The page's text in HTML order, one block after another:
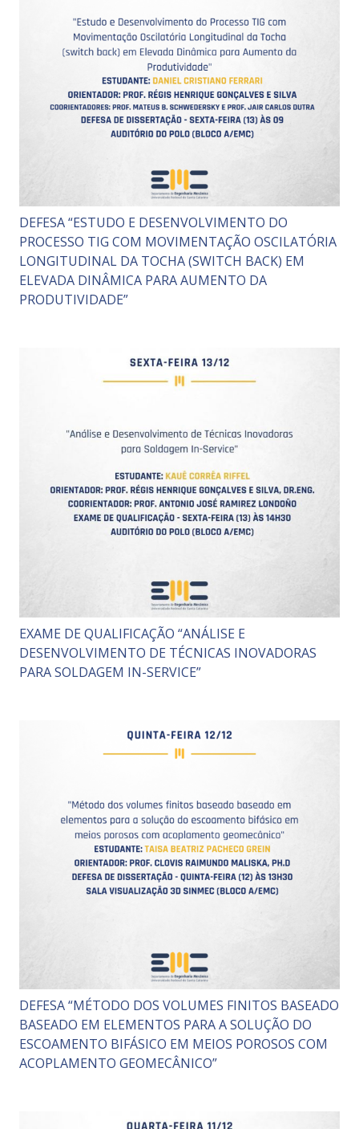
DEFESA “ESTUDO E DESENVOLVIMENTO DO
PROCESSO TIG COM MOVIMENTAÇÃO OSCILATÓRIA
LONGITUDINAL DA TOCHA (SWITCH BACK) EM
ELEVADA DINÂMICA PARA AUMENTO DA
PRODUTIVIDADE”
EXAME DE QUALIFICAÇÃO “ANÁLISE E
DESENVOLVIMENTO DE TÉCNICAS INOVADORAS
PARA SOLDAGEM IN-SERVICE”
DEFESA “MÉTODO DOS VOLUMES FINITOS BASEADO
BASEADO EM ELEMENTOS PARA A SOLUÇÃO DO
ESCOAMENTO BIFÁSICO EM MEIOS POROSOS COM
ACOPLAMENTO GEOMECÂNICO”